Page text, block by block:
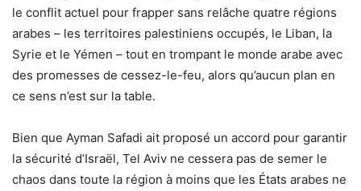
le conflit actuel pour frapper sans relâche quatre régions
arabes – les territoires palestiniens occupés, le Liban, la
Syrie et le Yémen – tout en trompant le monde arabe avec
des promesses de cessez-le-feu, alors qu’aucun plan en
ce sens n’est sur la table.
Bien que Ayman Safadi ait proposé un accord pour garantir
la sécurité d’Israël, Tel Aviv ne cessera pas de semer le
chaos dans toute la région à moins que les États arabes ne